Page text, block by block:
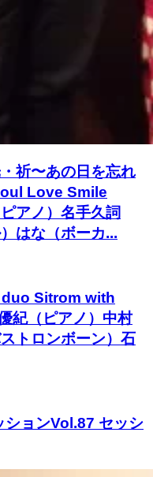
祈〜あの日を忘れ
Love Smile
アノ）名手久詞
はな（ボーカ...
duo Sitrom with
紀（ピアノ）中村
トロンボーン）石
ションVol.87 セッシ